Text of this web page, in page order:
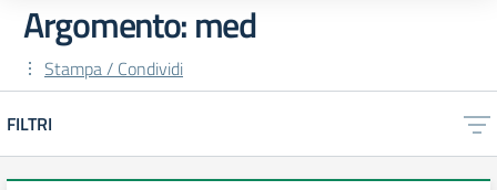
Argomento: med
Stampa / Condividi
FILTRI